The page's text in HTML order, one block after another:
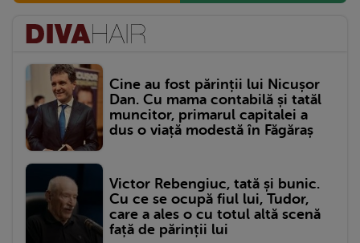
Cine au fost părinții lui Nicușor
Dan. Cu mama contabilă și tatăl
muncitor, primarul capitalei a
dus o viață modestă în Făgăraș
Victor Rebengiuc, tată și bunic.
Cu ce se ocupă fiul lui, Tudor,
care a ales o cu totul altă scenă
față de părinții lui